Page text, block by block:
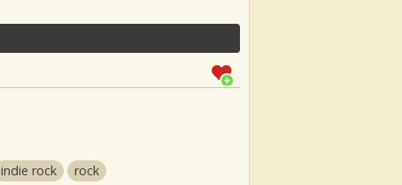
indie rock
rock